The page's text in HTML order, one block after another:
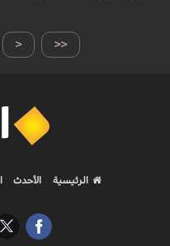
< <<
الرئيسية الأحدث